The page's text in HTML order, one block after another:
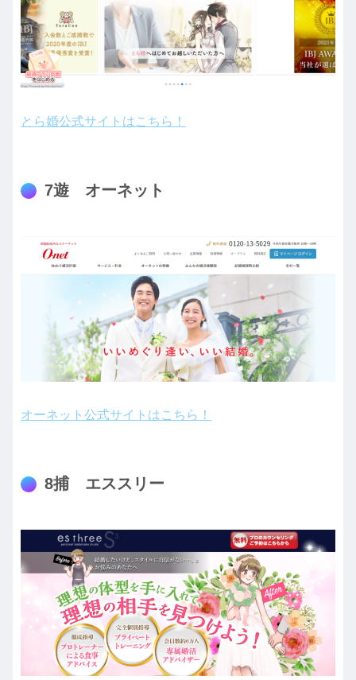
とら婚公式サイトはこちら！
7遊 オーネット
オーネット公式サイトはこちら！
8捕 エススリー